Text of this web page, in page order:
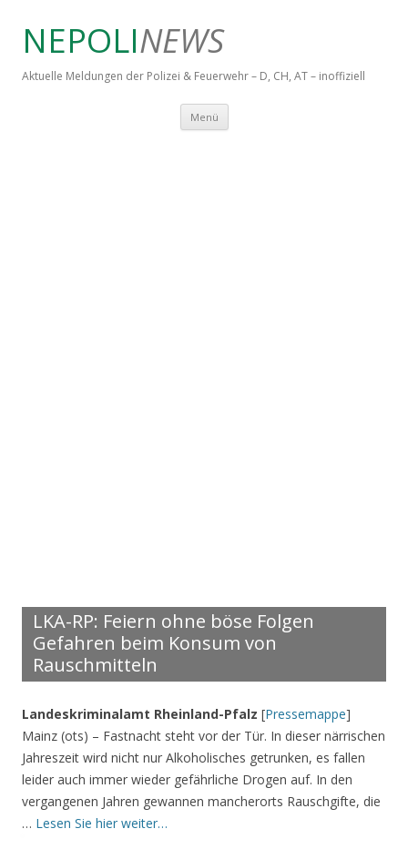
NEPOLINEWS
Aktuelle Meldungen der Polizei & Feuerwehr – D, CH, AT – inoffiziell
Menü Springe zum Inhalt
LKA-RP: Feiern ohne böse Folgen
Gefahren beim Konsum von
Rauschmitteln
Landeskriminalamt Rheinland-Pfalz [Pressemappe]
Mainz (ots) – Fastnacht steht vor der Tür. In dieser närrischen
Jahreszeit wird nicht nur Alkoholisches getrunken, es fallen
leider auch immer wieder gefährliche Drogen auf. In den
vergangenen Jahren gewannen mancherorts Rauschgifte, die
… Lesen Sie hier weiter…